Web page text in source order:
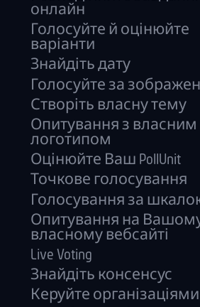
онлайн
Голосуйте й оцінюйте
варіанти
Знайдіть дату
Голосуйте за
Створіть власну тему
Опитування з власним
логотипом
Оцінюйте Ваш PollUnit
Точкове голосування
Голосування за
Опитування на
власному вебсайті
Live Voting
Знайдіть консенсус
Керуйте орга­нізаціями